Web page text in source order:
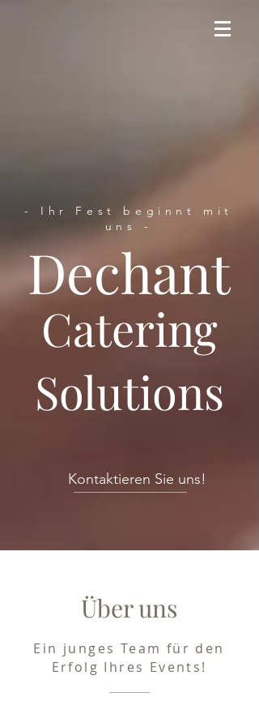
- Ihr Fest beginnt mit
uns -
Dechant
Catering
Solutions
Kontaktieren Sie uns!
Über uns
Ein junges Team für den
Erfolg Ihres Events!